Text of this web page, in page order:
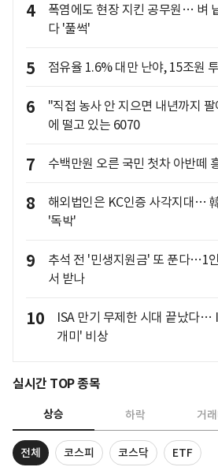
4
폭염에도 현장 지킨 공무원… 벼
다 '풀썩'
5 점유율 1.6% 대만 난야, 15조원
6
"직접 농사 안 지으면 내년까지
에 떨고 있는 6070
7 수백만원 오른 국민 첫차 아반떼
8
해외법인은 KC인증 사각지대…
'독박'
9
추석 전 '민생지원금' 또 푼다…1
서 받나
10
ISA 만기 무제한 시대 끝났다…
개미' 비상
실시간 TOP 종목
상승 하락 거
전체 코스피 코스닥 ETF